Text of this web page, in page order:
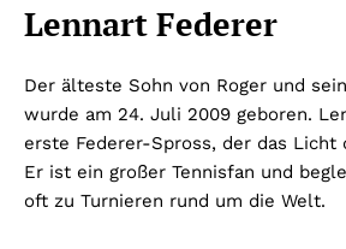
Lennart Federer
Der älteste Sohn von Roger und
wurde am 24. Juli 2009 geboren.
erste Federer-Spross, der das
Er ist ein großer Tennisfan und
oft zu Turnieren rund um die Welt.